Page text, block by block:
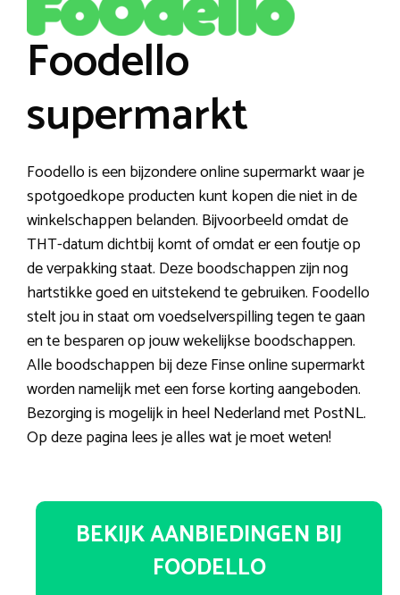
Foodello
supermarkt
Foodello is een bijzondere online supermarkt waar je
spotgoedkope producten kunt kopen die niet in de
winkelschappen belanden. Bijvoorbeeld omdat de
THT-datum dichtbij komt of omdat er een foutje op
de verpakking staat. Deze boodschappen zijn nog
hartstikke goed en uitstekend te gebruiken. Foodello
stelt jou in staat om voedselverspilling tegen te gaan
en te besparen op jouw wekelijkse boodschappen.
Alle boodschappen bij deze Finse online supermarkt
worden namelijk met een forse korting aangeboden.
Bezorging is mogelijk in heel Nederland met PostNL.
Op deze pagina lees je alles wat je moet weten!
BEKIJK AANBIEDINGEN BIJ
FOODELLO